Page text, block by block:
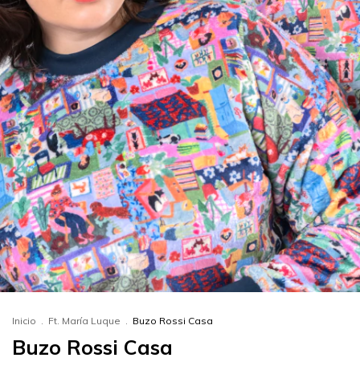
Inicio Ft. María Luque Buzo Rossi Casa
Buzo Rossi Casa